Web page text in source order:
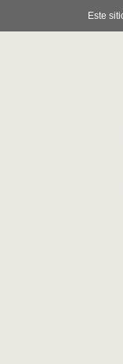
Este